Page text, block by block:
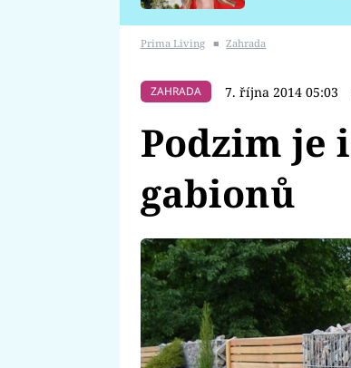
Prima Living ■ Zahrada
ZAHRADA 7. října 2014 05:03
Podzim je
gabionů